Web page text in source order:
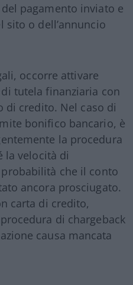
pagamento inviato e
sito o dell’annuncio
occorre attivare
tutela finanziaria con
di credito. Nel caso di
bonifico bancario, è
la procedura
la velocità di
che il conto
ancora prosciugato.
carta di credito,
di chargeback
causa mancata